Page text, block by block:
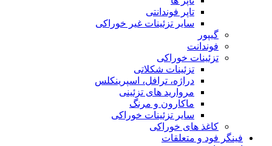
تاپر فوندانتی
سایر تزئینات غیر خوراکی
گیپور
فوندانت
تزئینات خوراکی
تزئینات شکلاتی
دراژه، ترافل، اسپرینکلس
مروارید های تزئینی
ماکارون و مرنگ
سایر تزئینات خوراکی
کاغذ های خوراکی
فینگر فود و متعلقات